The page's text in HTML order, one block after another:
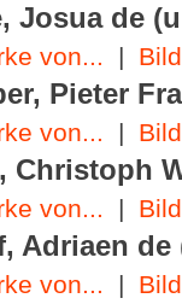
Josua de
von... |
Pieter
von... |
Christoph
von... |
Adriaen de
von... |